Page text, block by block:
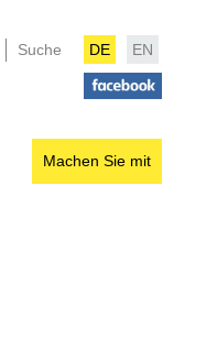
Suche DE EN
Machen Sie mit